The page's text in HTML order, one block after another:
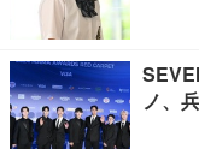
ノ、